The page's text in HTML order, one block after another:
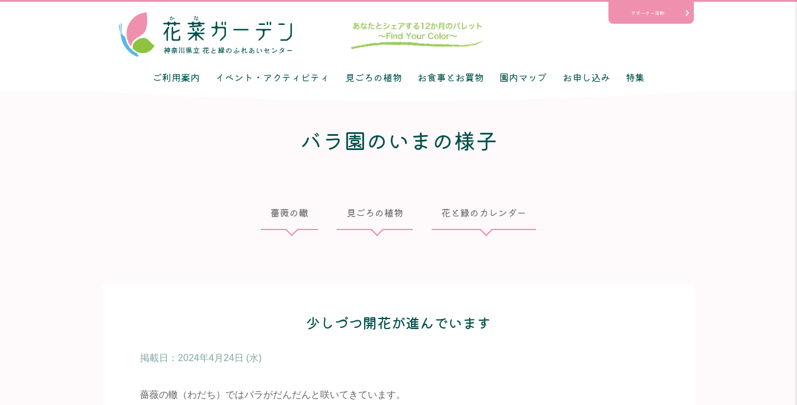
サポーター活動
ご利用案内 イベント・アクティビティ 見ごろの植物 お食事とお買物 園内マップ お申し込み 特集
バラ園のいまの様子
薔薇の轍 見ごろの植物 花と緑のカレンダー
少しづつ開花が進んでいます
掲載日： 2024年4月24日 (水)
薔薇の轍（わだち）ではバラがだんだんと咲いてきています。